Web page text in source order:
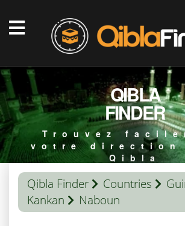
QIBLA
FINDER
Trouvez
votre direction
Qibla
Qibla Finder Countries
Kankan
Naboun